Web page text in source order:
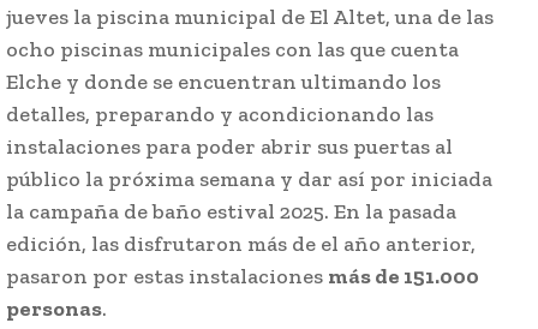
jueves la piscina municipal de El Altet, una de las
ocho piscinas municipales con las que cuenta
Elche y donde se encuentran ultimando los
detalles, preparando y acondicionando las
instalaciones para poder abrir sus puertas al
público la próxima semana y dar así por iniciada
la campaña de baño estival 2025. En la pasada
edición, las disfrutaron más de el año anterior,
pasaron por estas instalaciones más de 151.000
personas.